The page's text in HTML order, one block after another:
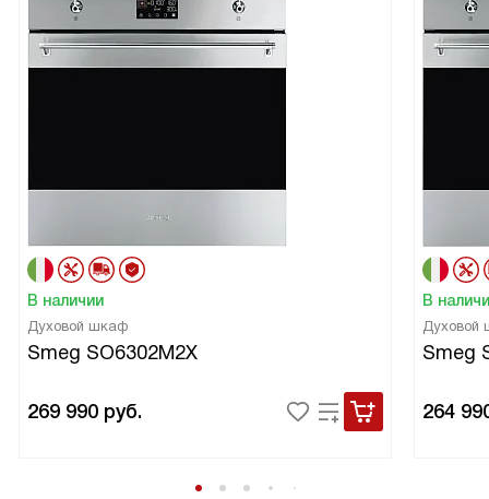
В наличии
Духовой шкаф
Smeg SO6302M2X
269 990 руб.
В
Духовой
Smeg
264